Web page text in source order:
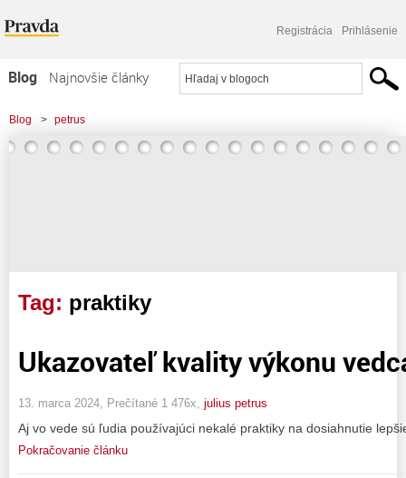
Registrácia Prihlásenie
Blog
Najnovšie články
Najčítanejšie články
Najkomentovanejšie články
Blog > petrus
Tag: praktiky
Ukazovateľ kvality výkonu
13. marca 2024, Prečítané 1 476x, julius petrus
Aj vo vede sú ľudia používajúci nekalé praktiky na dosiahnutie
Pokračovanie článku